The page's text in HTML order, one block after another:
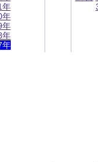
年
年
年
年
年